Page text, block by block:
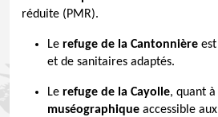
réduite (PMR).
Le refuge de la Cantonnière
et de sanitaires adaptés.
Le refuge de la Cayolle, quant
muséographique accessible